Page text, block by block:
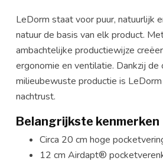
LeDorm staat voor puur, natuurlijk
natuur de basis van elk product.
ambachtelijke productiewijze
ergonomie en ventilatie. Dankzij
milieubewuste productie is
nachtrust.
Belangrijkste kenmerken
Circa 20 cm hoge
12 cm Airdapt®